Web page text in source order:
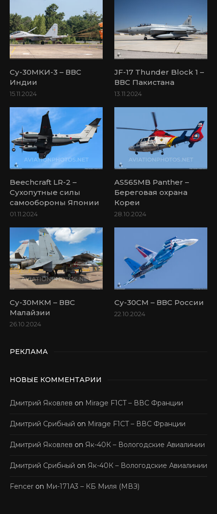
Су-30МКИ-3 – ВВС
Индии
15.11.2024
JF-17 Thunder Block 1 –
ВВС Пакистана
13.11.2024
Beechcraft LR-2 –
Сухопутные силы
самообороны Японии
01.11.2024
AS565MB Panther –
Береговая охрана
Кореи
28.10.2024
Су-30МКМ – ВВС
Малайзии
26.10.2024
Су-30СМ – ВВС России
22.10.2024
РЕКЛАМА
НОВЫЕ КОММЕНТАРИИ
Дмитрий Яковлев on Mirage F1CT – ВВС Франции
Дмитрий Срибный on Mirage F1CT – ВВС Франции
Дмитрий Яковлев on Як-40К – Вологодские Авиалинии
Дмитрий Срибный on Як-40К – Вологодские Авиалинии
Fencer on Ми-171А3 – КБ Миля (МВЗ)